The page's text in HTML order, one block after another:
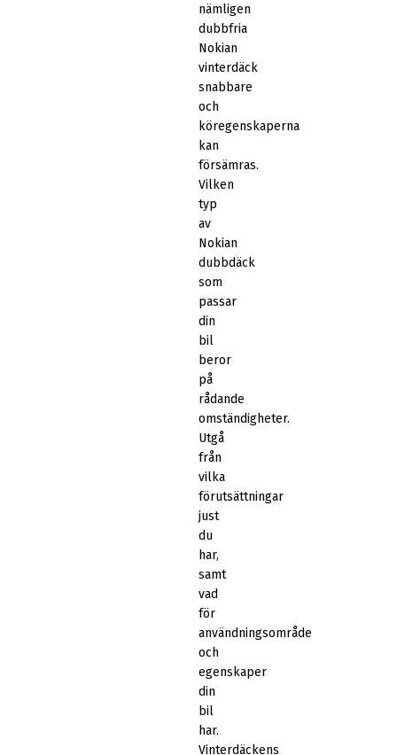
nämligen
dubbfria
Nokian
vinterdäck
snabbare
och
köregenskaperna
kan
försämras.
Vilken
typ
av
Nokian
dubbdäck
som
passar
din
bil
beror
på
rådande
omständigheter.
Utgå
från
vilka
förutsättningar
just
du
har,
samt
vad
för
användningsområde
och
egenskaper
din
bil
har.
Vinterdäckens